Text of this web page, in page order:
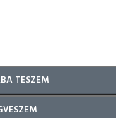
TESZEM